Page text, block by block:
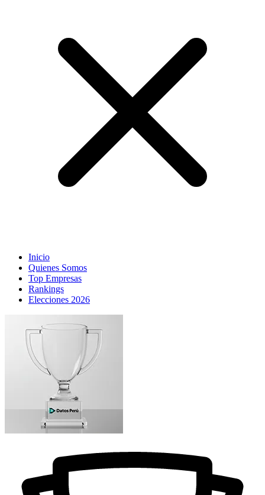
Inicio
Quienes Somos
Top Empresas
Rankings
Elecciones 2026